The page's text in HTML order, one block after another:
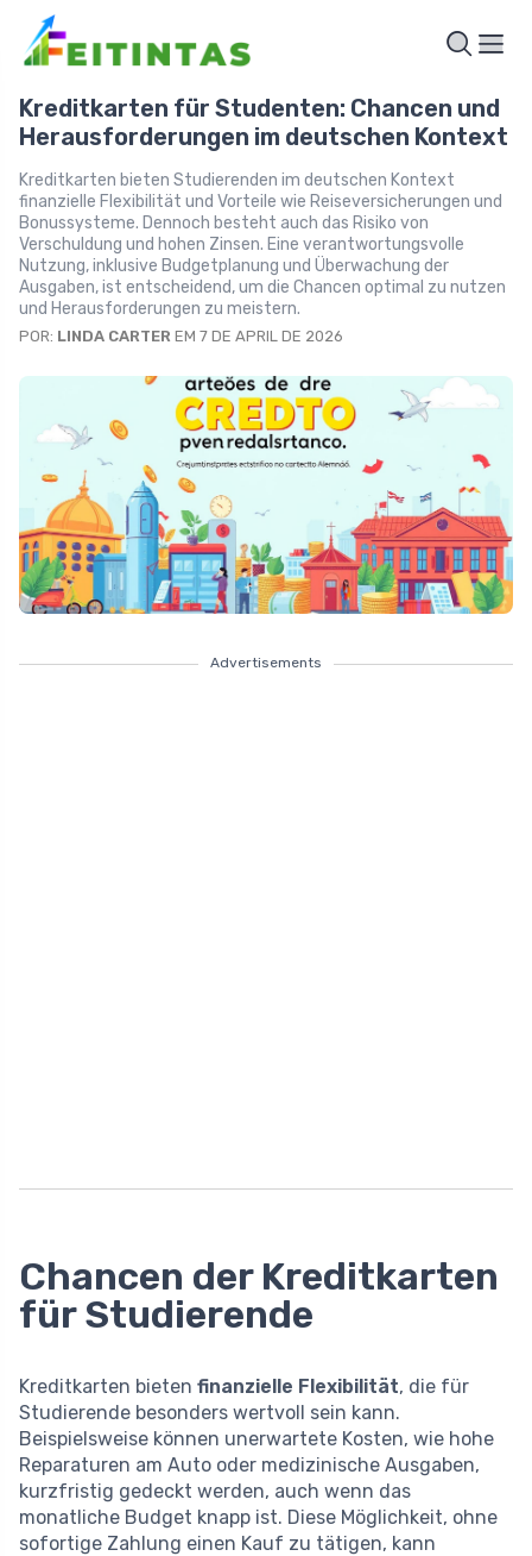
Kreditkarten für Studenten: Chancen und
Herausforderungen im deutschen Kontext
Kreditkarten bieten Studierenden im deutschen Kontext
finanzielle Flexibilität und Vorteile wie Reiseversicherungen und
Bonussysteme. Dennoch besteht auch das Risiko von
Verschuldung und hohen Zinsen. Eine verantwortungsvolle
Nutzung, inklusive Budgetplanung und Überwachung der
Ausgaben, ist entscheidend, um die Chancen optimal zu nutzen
und Herausforderungen zu meistern.
POR: LINDA CARTER EM 7 DE APRIL DE 2026
Advertisements
Chancen der Kreditkarten
für Studierende
Kreditkarten bieten finanzielle Flexibilität, die für
Studierende besonders wertvoll sein kann.
Beispielsweise können unerwartete Kosten, wie hohe
Reparaturen am Auto oder medizinische Ausgaben,
kurzfristig gedeckt werden, auch wenn das
monatliche Budget knapp ist. Diese Möglichkeit, ohne
sofortige Zahlung einen Kauf zu tätigen, kann